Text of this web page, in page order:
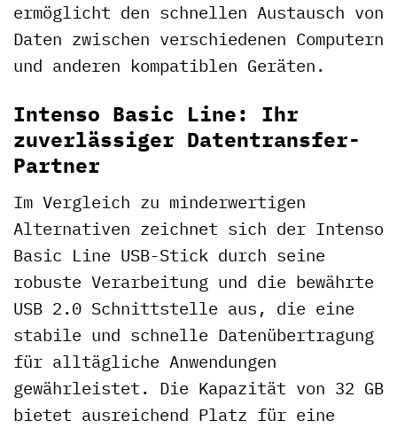
ermöglicht den schnellen Austausch von
Daten zwischen verschiedenen Computern
und anderen kompatiblen Geräten.
Intenso Basic Line: Ihr
zuverlässiger Datentransfer-
Partner
Im Vergleich zu minderwertigen
Alternativen zeichnet sich der Intenso
Basic Line USB-Stick durch seine
robuste Verarbeitung und die bewährte
USB 2.0 Schnittstelle aus, die eine
stabile und schnelle Datenübertragung
für alltägliche Anwendungen
gewährleistet. Die Kapazität von 32 GB
bietet ausreichend Platz für eine